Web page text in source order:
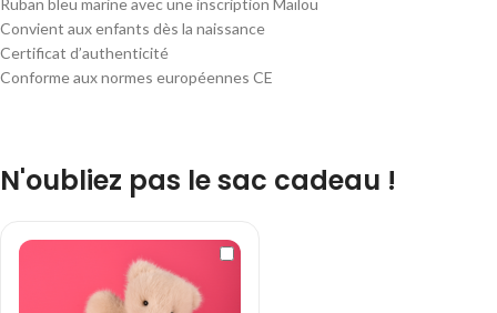
Convient aux enfants dès la naissance
Certificat d’authenticité
Conforme aux normes européennes CE
N'oubliez pas le sac cadeau !